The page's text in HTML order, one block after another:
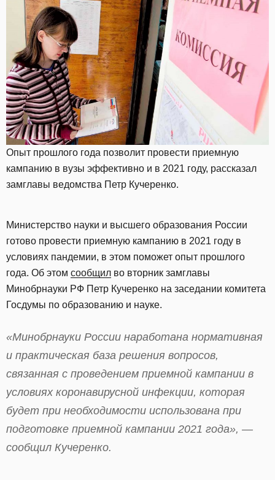
Опыт прошлого года позволит провести приемную
кампанию в вузы эффективно и в 2021 году, рассказал
замглавы ведомства Петр Кучеренко.
Министерство науки и высшего образования России
готово провести приемную кампанию в 2021 году в
условиях пандемии, в этом поможет опыт прошлого
года. Об этом сообщил во вторник замглавы
Минобрнауки РФ Петр Кучеренко на заседании комитета
Госдумы по образованию и науке.
«Минобрнауки России наработана нормативная
и практическая база решения вопросов,
связанная с проведением приемной кампании в
условиях коронавирусной инфекции, которая
будет при необходимости использована при
подготовке приемной кампании 2021 года», —
сообщил Кучеренко.